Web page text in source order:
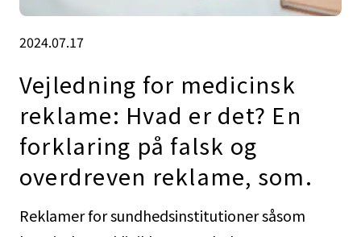
2024.07.17
Vejledning for medicinsk
reklame: Hvad er det? En
forklaring på falsk og
overdreven reklame, som.
Reklamer for sundhedsinstitutioner såsom